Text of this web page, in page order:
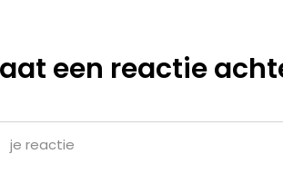
een reactie